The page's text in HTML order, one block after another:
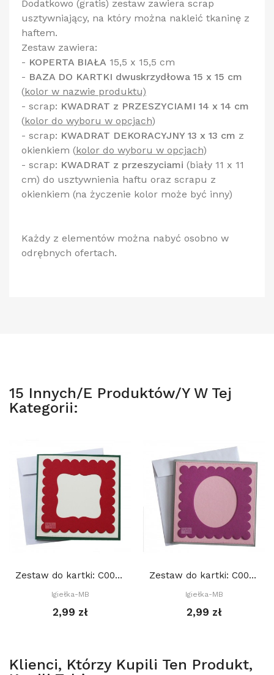
Dodatkowo (gratis) zestaw zawiera scrap
usztywniający, na który można nakleić tkaninę z
haftem.
Zestaw zawiera:
- KOPERTA BIAŁA 15,5 x 15,5 cm
- BAZA DO KARTKI dwuskrzydłowa 15 x 15 cm
(kolor w nazwie produktu)
- scrap: KWADRAT z PRZESZYCIAMI 14 x 14 cm
(kolor do wyboru w opcjach)
- scrap: KWADRAT DEKORACYJNY 13 x 13 cm z
okienkiem (kolor do wyboru w opcjach)
- scrap: KWADRAT z przeszyciami (biały 11 x 11
cm) do usztywnienia haftu oraz scrapu z
okienkiem (na życzenie kolor może być inny)
Każdy z elementów można nabyć osobno w
odrębnych ofertach.
15 Innych/e Produktów/y W Tej
Kategorii:
Zestaw do kartki: C004 S10d, Baza 15x15 cm:...
Igiełka-MB
2,99 zł
Zestaw do kartki: C003 S10c, Baza 15x15 cm:...
Igiełka-MB
2,99 zł
Klienci, Którzy Kupili Ten Produkt,